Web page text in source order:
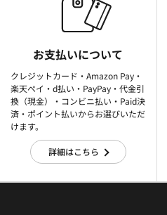
お支払いについて
クレジットカード・Amazon Pay・
楽天ぺイ・d払い・PayPay・代金引
換（現金）・コンビニ払い・Paid決
済・ポイント払いからお選びいただ
けます。
詳細はこちら